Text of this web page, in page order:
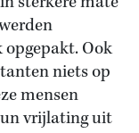
Ook
niets op
mensen
vrijlating uit